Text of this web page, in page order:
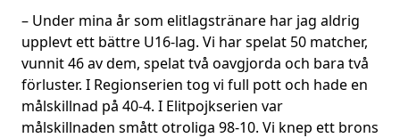
– Under mina år som elitlagstränare har jag aldrig
upplevt ett bättre U16-lag. Vi har spelat 50 matcher,
vunnit 46 av dem, spelat två oavgjorda och bara två
förluster. I Regionserien tog vi full pott och hade en
målskillnad på 40-4. I Elitpojkserien var
målskillnaden smått otroliga 98-10. Vi knep ett brons